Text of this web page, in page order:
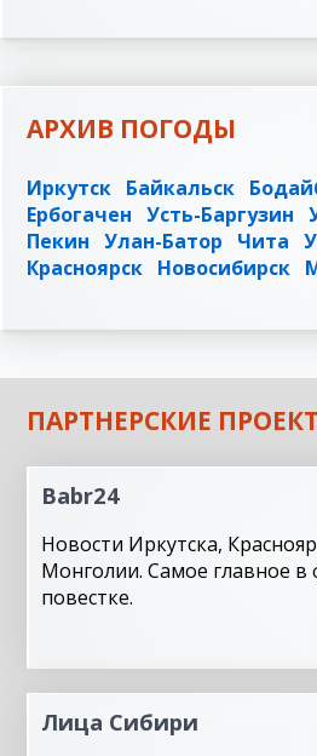
АРХИВ ПОГОДЫ
Иркутск Байкальск
Ербогачен Усть-Баргузин
Пекин Улан-Батор Чита
Красноярск Новосибирск
ПАРТНЕРСКИЕ
Babr24
Новости Иркутска,
Монголии. Самое главное в
повестке.
Лица Сибири